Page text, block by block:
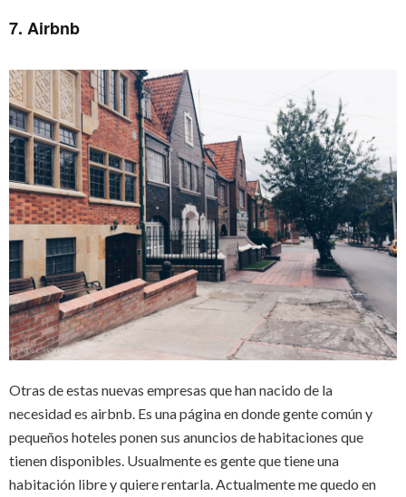
7. Airbnb
Otras de estas nuevas empresas que han nacido de la
necesidad es airbnb. Es una página en donde gente común y
pequeños hoteles ponen sus anuncios de habitaciones que
tienen disponibles. Usualmente es gente que tiene una
habitación libre y quiere rentarla. Actualmente me quedo en